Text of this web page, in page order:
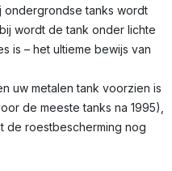
ondergrondse tanks wordt
wordt de tank onder lichte
is – het ultieme bewijs van
uw metalen tank voorzien is
de meeste tanks na 1995),
de roestbescherming nog